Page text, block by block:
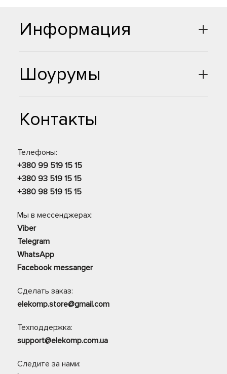
Шоурумы
Контакты
Телефоны:
+380 99 519 15 15
+380 93 519 15 15
+380 98 519 15 15
Мы в мессенджерах:
Viber
Telegram
WhatsApp
Facebook messanger
Сделать заказ:
elekomp.store@gmail.com
Техподдержка:
support@elekomp.com.ua
Следите за нами:
Информация